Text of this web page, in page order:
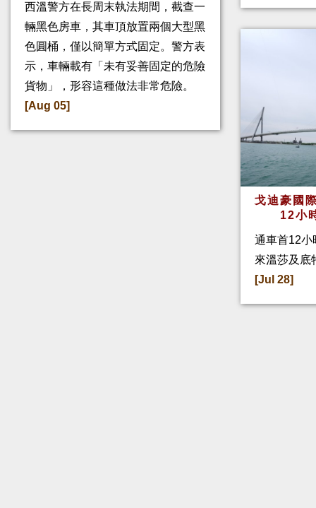
西溫警方在長周末執法期間，截查一
輛黑色房車，其車頂放置兩個大型黑
色圓桶，僅以簡單方式固定。警方表
示，車輛載有「未有妥善固定的危險
貨物」，形容這種做法非常危險。
[Aug 05]
戈迪豪國
12小
通車首12小
來溫莎及底
[Jul 28]